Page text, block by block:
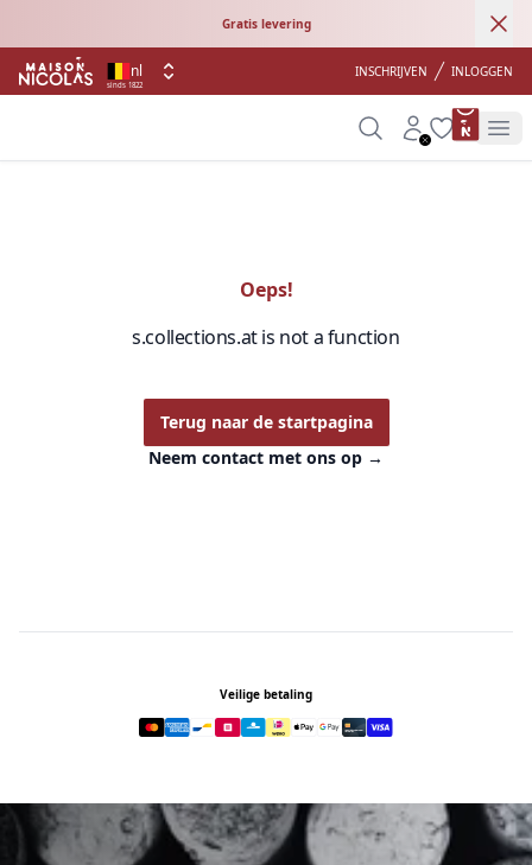
Gratis levering
sinds 1822
nl INSCHRIJVEN INLOGGEN
SearchAccount
Wishlist
Oeps!
s.collections.at is not a function
Terug naar de startpagina
Neem contact met ons op →
Veilige betaling